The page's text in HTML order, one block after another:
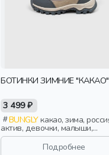
БОТИНКИ ЗИМНИЕ "КАКАО"
3 499 ₽
BUNGLYкакао, зима, россия,
актив, девочки, малыши,
дошкольники, дети
Подробнее